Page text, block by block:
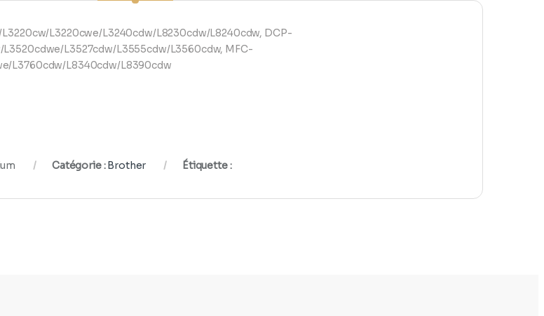
L3220cwe/L3240cdw/L8230cdw/L8240cdw, DCP-
L3520cdwe/L3527cdw/L3555cdw/L3560cdw, MFC-
L3760cdw/L8340cdw/L8390cdw
Catégorie :Brother Étiquette :